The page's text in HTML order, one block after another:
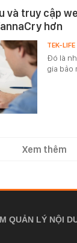
và truy cập
hơn
Đó là
gia bảo
TEK-LIFE
Xem thêm
QUẢN LÝ NỘI